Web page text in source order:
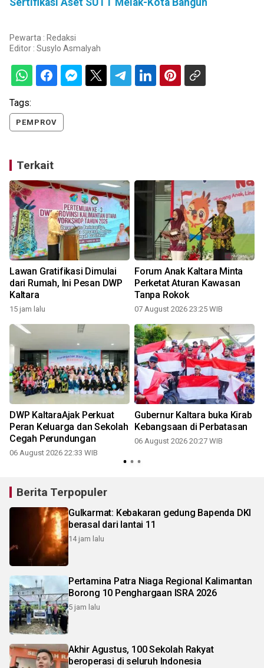
Sertifikasi Aset SUTT Melak-Kota Bangun
Pewarta : Redaksi
Editor : Susylo Asmalyah
Tags:
PEMPROV
Terkait
Lawan Gratifikasi Dimulai
dari Rumah, Ini Pesan DWP
Kaltara
15 jam lalu
Forum Anak Kaltara Minta
Perketat Aturan Kawasan
Tanpa Rokok
07 August 2026 23:25 WIB
DWP KaltaraAjak Perkuat
Peran Keluarga dan Sekolah
Cegah Perundungan
06 August 2026 22:33 WIB
Gubernur Kaltara buka Kirab
Kebangsaan di Perbatasan
06 August 2026 20:27 WIB
Berita Terpopuler
Gulkarmat: Kebakaran gedung Bapenda DKI
berasal dari lantai 11
14 jam lalu
Pertamina Patra Niaga Regional Kalimantan
Borong 10 Penghargaan ISRA 2026
5 jam lalu
Akhir Agustus, 100 Sekolah Rakyat
beroperasi di seluruh Indonesia